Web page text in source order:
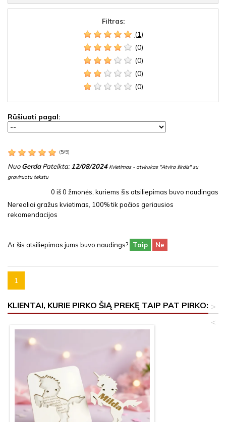
Filtras:
(1)
(0)
(0)
(0)
(0)
Rūšiuoti pagal:
(5/5)
NuoGerdaPateikta:12/08/2024 Kvietimas - atvirukas "Atvira širdis" su
graviruotu tekstu
0 iš0 žmonės, kuriems šis atsiliepimas buvo naudingas
Nerealiai gražus kvietimas, 100% tik pačios geriausios
rekomendacijos
Ar šis atsiliepimas jums buvo naudings? Taip Ne
1
KLIENTAI, KURIE PIRKO ŠIĄ PREKĘ TAIP PAT PIRKO: >
<